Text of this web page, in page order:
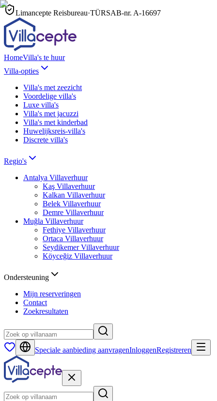
Limancepte Reisbureau·TÜRSAB-nr. A-16697
HomeVilla's te huur
Villa-opties
Villa's met zeezicht
Voordelige villa's
Luxe villa's
Villa's met jacuzzi
Villa's met kinderbad
Huwelijksreis-villa's
Discrete villa's
Regio's
Antalya Villaverhuur
Kaş Villaverhuur
Kalkan Villaverhuur
Belek Villaverhuur
Demre Villaverhuur
Muğla Villaverhuur
Fethiye Villaverhuur
Ortaca Villaverhuur
Seydikemer Villaverhuur
Köyceğiz Villaverhuur
Ondersteuning
Mijn reserveringen
Contact
Zoekresultaten
Speciale aanbieding aanvragenInloggenRegistreren